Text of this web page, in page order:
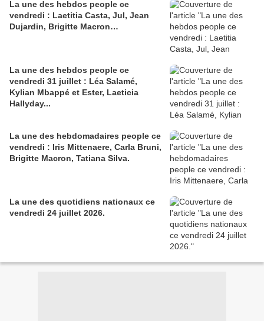
La une des hebdos people ce
vendredi : Laetitia Casta, Jul, Jean
Dujardin, Brigitte Macron…
La une des hebdos people ce
vendredi 31 juillet : Léa Salamé,
Kylian Mbappé et Ester, Laeticia
Hallyday...
La une des hebdomadaires people ce
vendredi : Iris Mittenaere, Carla Bruni,
Brigitte Macron, Tatiana Silva.
La une des quotidiens nationaux ce
vendredi 24 juillet 2026.